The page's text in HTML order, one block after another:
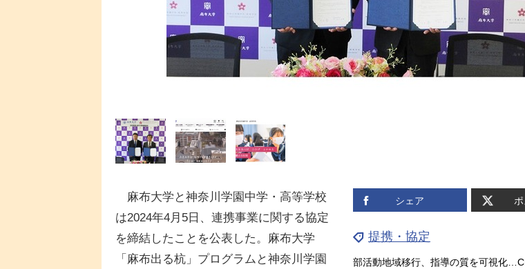
シェア ポ
提携・協定
麻布大学と神奈川学園中学・高等学校
は2024年4月5日、連携事業に関する協定
を締結したことを公表した。麻布大学
「麻布出る杭」プログラムと神奈川学園